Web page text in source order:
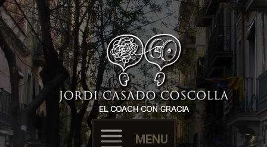
EL COACH CON
GRACIA
Filósofo & Coach
MENU